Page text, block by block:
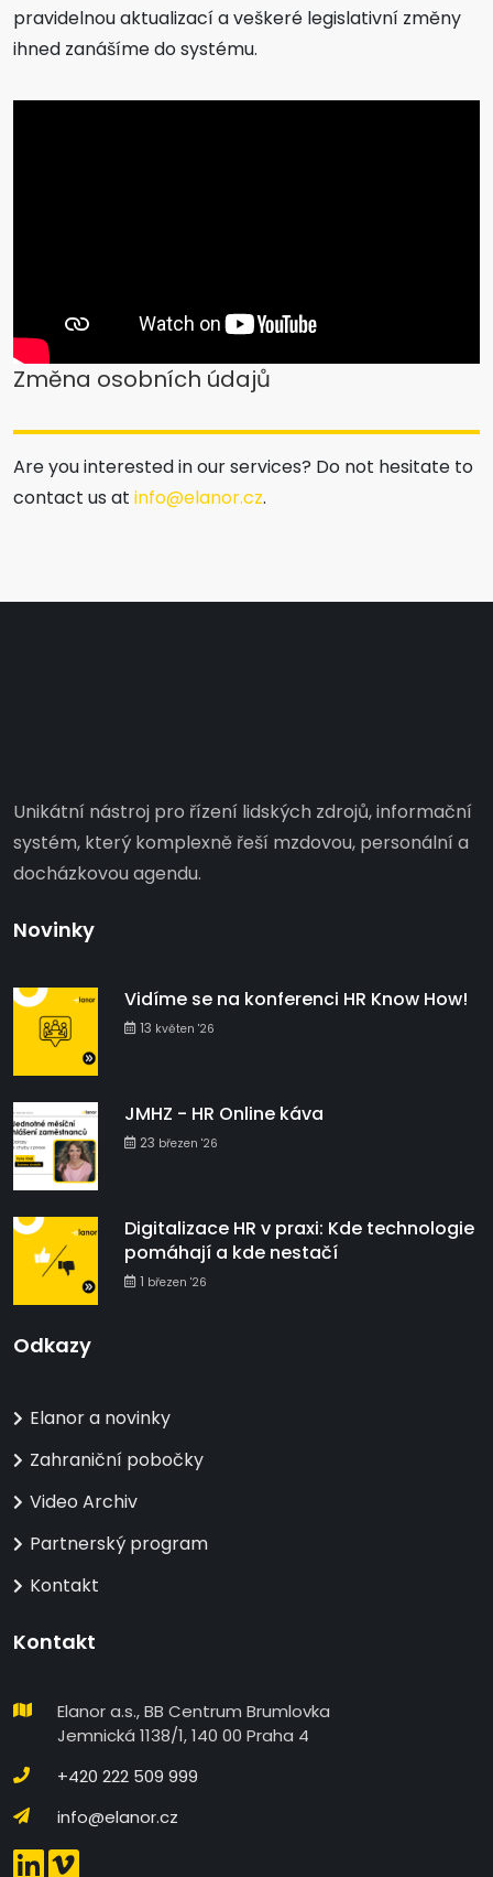
pravidelnou aktualizací a veškeré legislativní změny
ihned zanášíme do systému.
Změna osobních údajů
Are you interested in our services? Do not hesitate to
contact us at info@elanor.cz.
Unikátní nástroj pro řízení lidských zdrojů, informační
systém, který komplexně řeší mzdovou, personální a
docházkovou agendu.
Novinky
Vidíme se na konferenci HR Know How!
13 květen '26
JMHZ - HR Online káva
23 březen '26
Digitalizace HR v praxi: Kde technologie
pomáhají a kde nestačí
1 březen '26
Odkazy
Elanor a novinky
Zahraniční pobočky
Video Archiv
Partnerský program
Kontakt
Kontakt
Elanor a.s., BB Centrum Brumlovka
Jemnická 1138/1, 140 00 Praha 4
+420 222 509 999
info@elanor.cz